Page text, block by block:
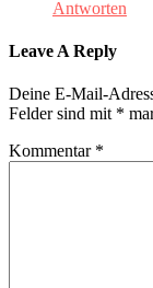
Antworten
Leave A Reply
Deine E-Mail-
Felder sind mit *
Kommentar *